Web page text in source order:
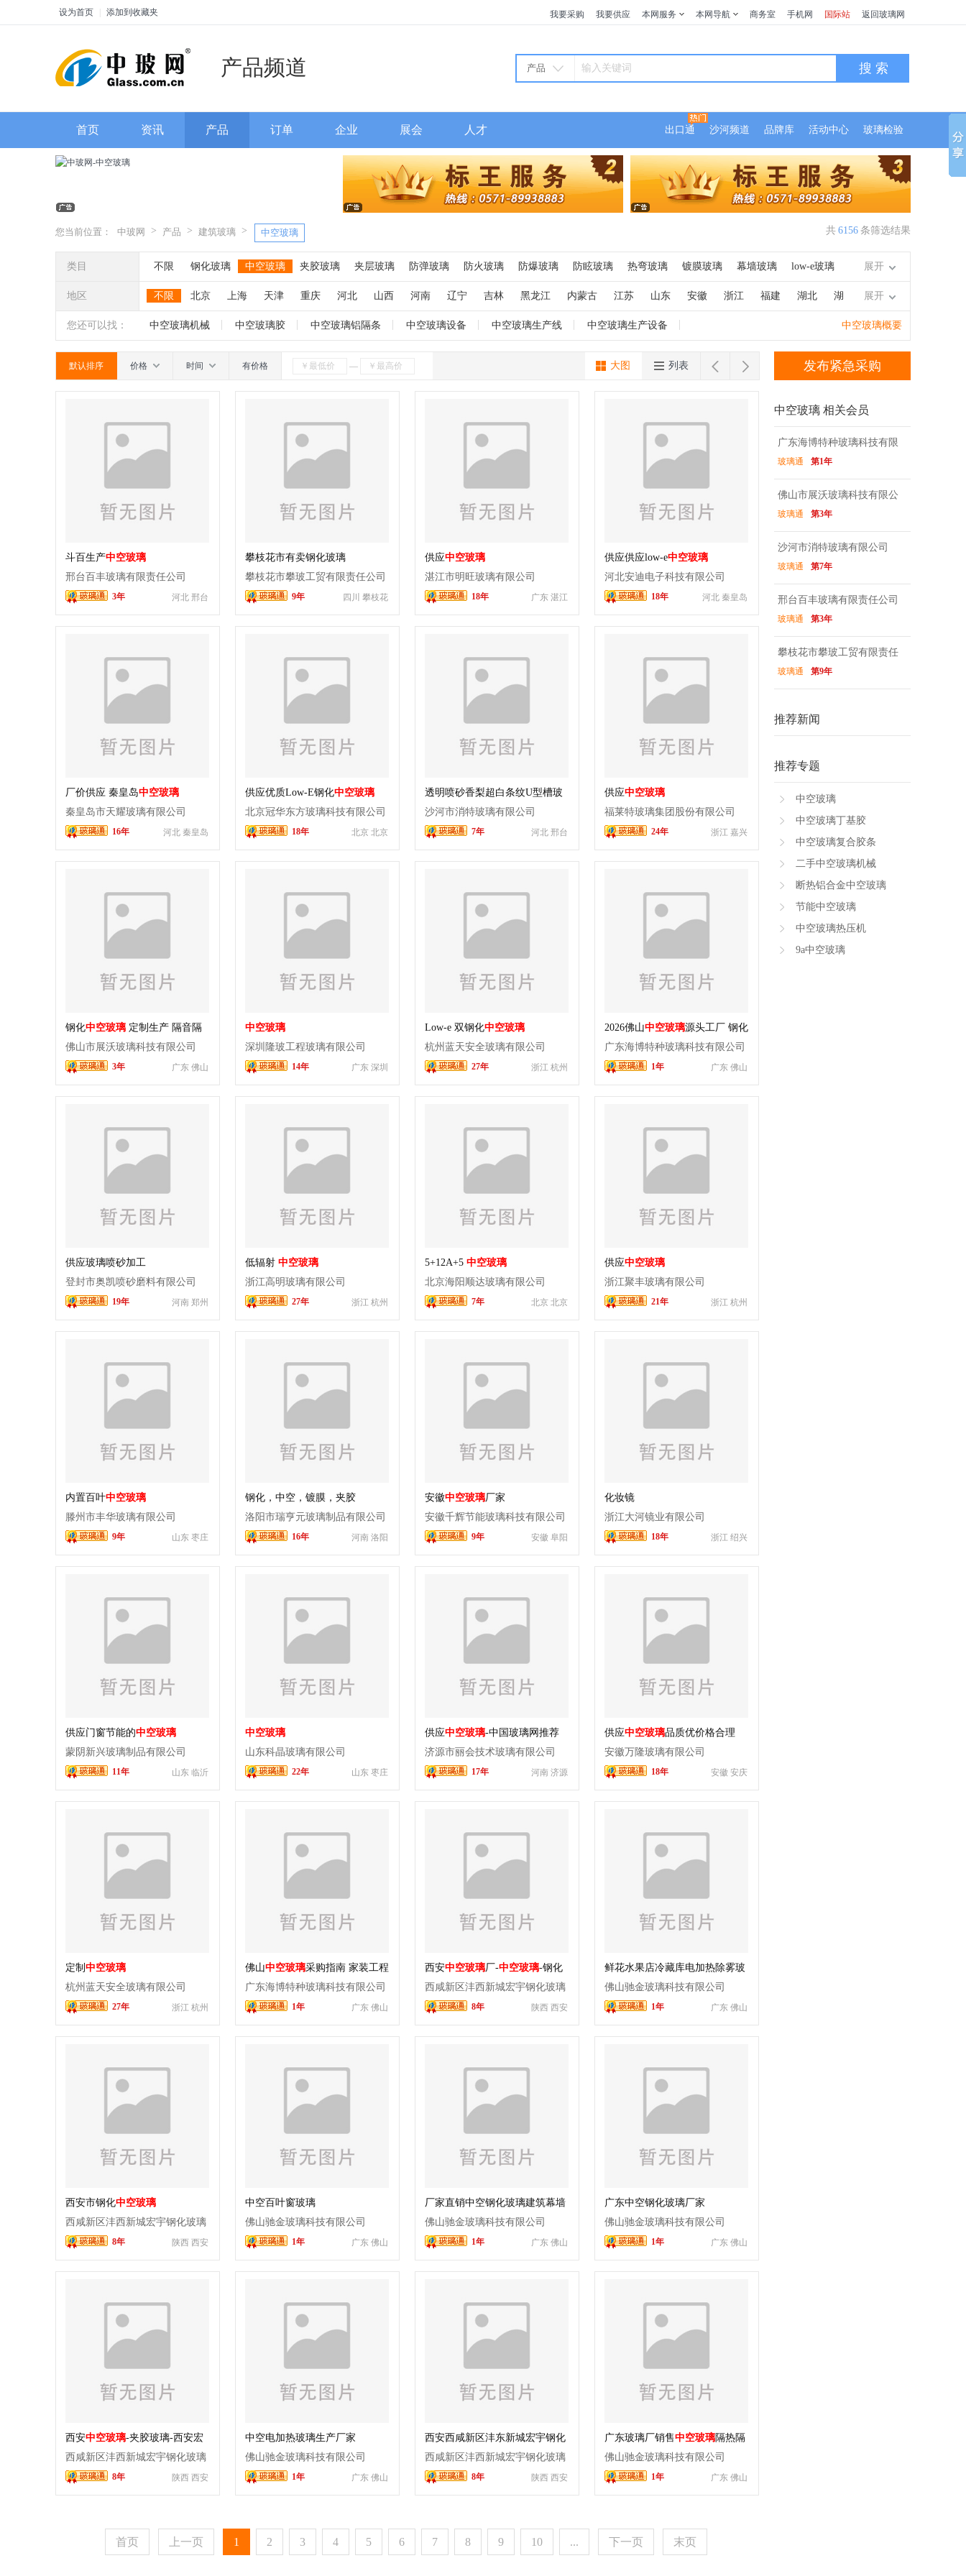
设为首页 添加到收藏夹 我要采购 我要供应 本网服务 本网导航 商务室 手机网 国际站 返回玻璃网
产品频道 产品 搜 索
首页 资讯 产品 订单 企业 展会 人才 出口通 沙河频道 品牌库 活动中心 玻璃检验
您当前位置： 中玻网 > 产品 > 建筑玻璃 > 中空玻璃 共 6156 条筛选结果
类目 不限 钢化玻璃 中空玻璃 夹胶玻璃 夹层玻璃 防弹玻璃 防火玻璃 防爆玻璃 防眩玻璃 热弯玻璃 镀膜玻璃 幕墙玻璃 low-e玻璃
低反射玻璃 单向透视玻璃 纳米玻璃 电梯玻璃 建筑玻璃 太阳能玻璃 玻璃砖 自洁玻璃 智能调光玻璃 真空玻璃 光伏玻璃 热反射玻
璃 抗反射玻璃 漫反射玻璃 无反射玻璃 减反射玻璃 防滑玻璃 防雾玻璃 防窥玻璃 门窗玻璃 sun-e玻璃 电子玻
展开
地区 不限 北京 上海 天津 重庆 河北 山西 河南 辽宁 吉林 黑龙江 内蒙古 江苏 山东 安徽 浙江 福建 湖北 湖
南 广东 江西 四川 海南 贵州 云南 西藏 甘肃 青海 宁夏 新疆 台湾
展开
您还可以找： 中空玻璃机械 中空玻璃胶 中空玻璃铝隔条 中空玻璃设备 中空玻璃生产线 中空玻璃生产设备 中空玻璃概要
默认排序 价格 时间 有价格 —  
大图 列表
斗百生产中空玻璃
邢台百丰玻璃有限责任公司
河北 邢台
3年
攀枝花市有卖钢化玻璃
攀枝花市攀玻工贸有限责任公司
四川 攀枝花
9年
供应中空玻璃
湛江市明旺玻璃有限公司
广东 湛江
18年
供应供应low-e中空玻璃
河北安迪电子科技有限公司
河北 秦皇岛
18年
厂价供应 秦皇岛中空玻璃
秦皇岛市天耀玻璃有限公司
河北 秦皇岛
16年
供应优质Low-E钢化中空玻璃
北京冠华东方玻璃科技有限公司
北京 北京
18年
透明喷砂香梨超白条纹U型槽玻
璃262 /232 /330U型钢化玻璃批
发
沙河市消特玻璃有限公司
河北 邢台
7年
供应中空玻璃
福莱特玻璃集团股份有限公司
浙江 嘉兴
24年
钢化中空玻璃 定制生产 隔音隔
热 安全耐用
佛山市展沃玻璃科技有限公司
广东 佛山
3年
中空玻璃
深圳隆玻工程玻璃有限公司
广东 深圳
14年
Low-e 双钢化中空玻璃
杭州蓝天安全玻璃有限公司
浙江 杭州
27年
2026佛山中空玻璃源头工厂 钢化
Low-E中空玻璃门窗幕墙弧形弯
钢中空夹胶玻璃
广东海博特种玻璃科技有限公司
广东 佛山
1年
供应玻璃喷砂加工
登封市奥凯喷砂磨料有限公司
河南 郑州
19年
低辐射 中空玻璃
浙江高明玻璃有限公司
浙江 杭州
27年
5+12A+5 中空玻璃
北京海阳顺达玻璃有限公司
北京 北京
7年
供应中空玻璃
浙江聚丰玻璃有限公司
浙江 杭州
21年
内置百叶中空玻璃
滕州市丰华玻璃有限公司
山东 枣庄
9年
钢化，中空，镀膜，夹胶
洛阳市瑞亨元玻璃制品有限公司
河南 洛阳
16年
安徽中空玻璃厂家
安徽千辉节能玻璃科技有限公司
安徽 阜阳
9年
化妆镜
浙江大河镜业有限公司
浙江 绍兴
18年
供应门窗节能的中空玻璃
蒙阴新兴玻璃制品有限公司
山东 临沂
11年
中空玻璃
山东科晶玻璃有限公司
山东 枣庄
22年
供应中空玻璃-中国玻璃网推荐
济源市丽会技术玻璃有限公司
河南 济源
17年
供应中空玻璃品质优价格合理
安徽万隆玻璃有限公司
安徽 安庆
18年
定制 中空玻璃
杭州蓝天安全玻璃有限公司
浙江 杭州
27年
佛山中空玻璃采购指南 家装工程
节能隔音玻璃参数选型报价避坑
攻略
广东海博特种玻璃科技有限公司
广东 佛山
1年
西安中空玻璃厂-中空玻璃-钢化
玻璃
西咸新区沣西新城宏宇钢化玻璃
厂 陕西 西安
8年
鲜花水果店冷藏库电加热除雾玻
璃隔断厂家定制
佛山驰金玻璃科技有限公司
广东 佛山
1年
西安市钢化中空玻璃
西咸新区沣西新城宏宇钢化玻璃
厂 陕西 西安
8年
中空百叶窗玻璃
佛山驰金玻璃科技有限公司
广东 佛山
1年
厂家直销中空钢化玻璃建筑幕墙
玻璃
佛山驰金玻璃科技有限公司
广东 佛山
1年
广东中空钢化玻璃厂家
佛山驰金玻璃科技有限公司
广东 佛山
1年
西安中空玻璃-夹胶玻璃-西安宏
宇钢化玻璃厂
西咸新区沣西新城宏宇钢化玻璃
厂 陕西 西安
8年
中空电加热玻璃生产厂家
佛山驰金玻璃科技有限公司
广东 佛山
1年
西安西咸新区沣东新城宏宇钢化
玻璃厂-中空玻璃-放假中空玻璃
厂-电话
西咸新区沣西新城宏宇钢化玻璃
厂 陕西 西安
8年
广东玻璃厂销售中空玻璃隔热隔
音中空玻璃钢化
佛山驰金玻璃科技有限公司
广东 佛山
1年
首页 上一页 1 2 3 4 5 6 7 8 9 10 ... 下一页 末页
发布紧急采购
中空玻璃 相关会员
广东海博特种玻璃科技有限
公司
玻璃通 第1年
佛山市展沃玻璃科技有限公
司
玻璃通 第3年
沙河市消特玻璃有限公司
玻璃通 第7年
邢台百丰玻璃有限责任公司
玻璃通 第3年
攀枝花市攀玻工贸有限责任
公司
玻璃通 第9年
推荐新闻
推荐专题
中空玻璃
中空玻璃丁基胶
中空玻璃复合胶条
二手中空玻璃机械
断热铝合金中空玻璃
节能中空玻璃
中空玻璃热压机
9a中空玻璃